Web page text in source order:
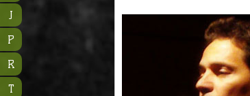
J
P
R
T